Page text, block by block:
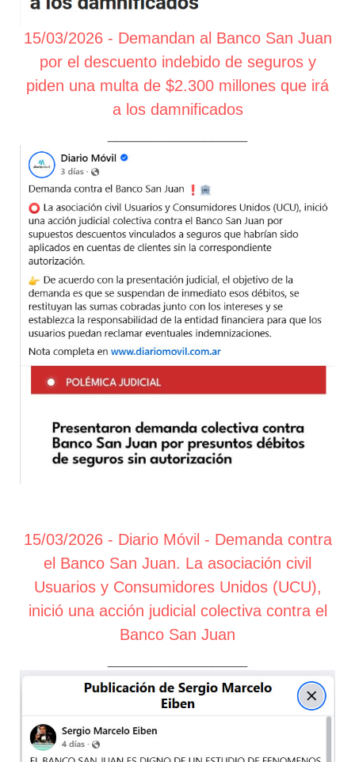
15/03/2026 - Demandan al Banco San Juan
por el descuento indebido de seguros y
piden una multa de $2.300 millones que irá
a los damnificados
15/03/2026 - Diario Móvil - Demanda contra
el Banco San Juan. La asociación civil
Usuarios y Consumidores Unidos (UCU),
inició una acción judicial colectiva contra el
Banco San Juan